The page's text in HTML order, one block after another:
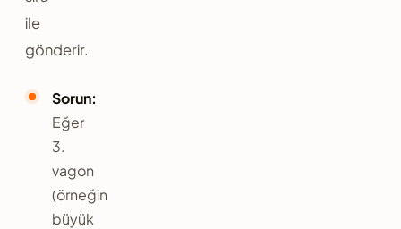
ile
gönderir.
Sorun:
Eğer
3.
vagon
(örneğin
büyük